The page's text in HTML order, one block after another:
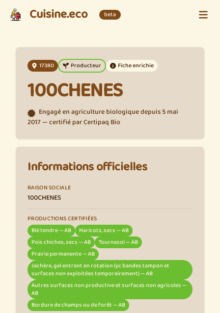
Cuisine.eco beta
17380 Producteur Fiche enrichie
100CHENES
Engagé en agriculture biologique depuis 5 mai
2017 — certifié par Certipaq Bio
Informations officielles
RAISON SOCIALE
100CHENES
PRODUCTIONS CERTIFIÉES
Blé tendre — AB
Haricots, secs — AB
Pois chiches, secs — AB
Tournesol — AB
Prairie permanente — AB
Jachère, gel entrant en rotation (yc bandes tampon et
surfaces non exploitées temporairement) — AB
Autres surfaces non productive et surfaces non agricoles —
AB
Bordure de champs ou de forêt — AB